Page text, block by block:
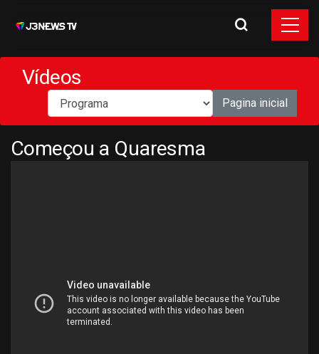
Vídeos
Pagina inicial
Começou a Quaresma